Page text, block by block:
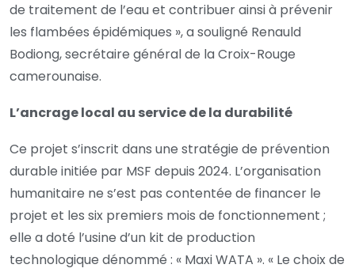
de traitement de l’eau et contribuer ainsi à prévenir
les flambées épidémiques », a souligné Renauld
Bodiong, secrétaire général de la Croix-Rouge
camerounaise.
L’ancrage local au service de la durabilité
Ce projet s’inscrit dans une stratégie de prévention
durable initiée par MSF depuis 2024. L’organisation
humanitaire ne s’est pas contentée de financer le
projet et les six premiers mois de fonctionnement ;
elle a doté l’usine d’un kit de production
technologique dénommé : « Maxi WATA ». « Le choix de